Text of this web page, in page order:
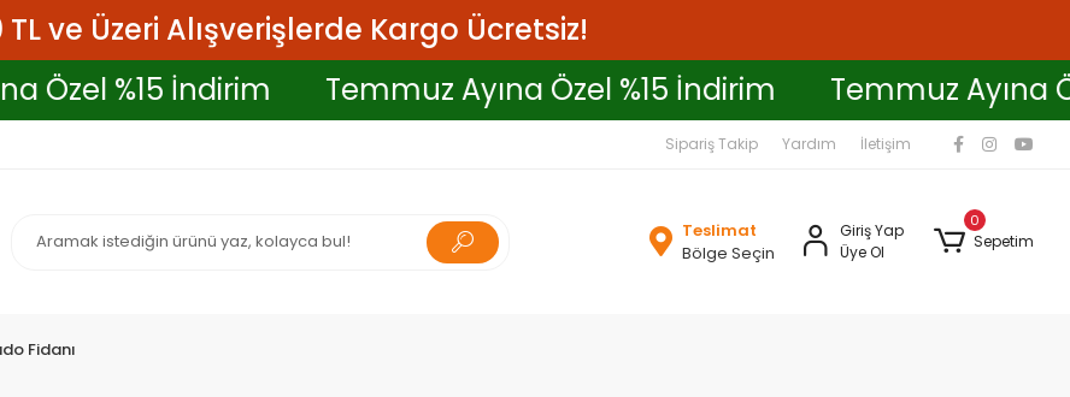
TL ve Üzeri Alışverişlerde Kargo Ücretsiz!
Özel %15 İndirim Temmuz Ayına Özel %15 İndirim Temmuz
Sipariş Takip Yardım İletişim
Teslimat
Bölge Seçin
Giriş Yap
Üye Ol
0
Sepetim
Fidanı